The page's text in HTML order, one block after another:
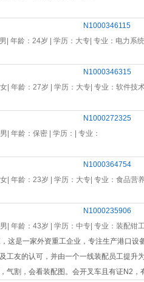
N1000346115
男 | 年龄： 24岁 | 学历：大专| 专业： 电力系
N1000346315
女 | 年龄： 27岁 | 学历：大专| 专业： 软件技
N1000272325
男 | 年龄： 保密 | 学历：| 专业：
N1000364754
女 | 年龄： 23岁 | 学历：大专| 专业： 食品营
N1000235906
男 | 年龄： 43岁 | 学历：中专| 专业： 装配钳
这是一家外资重工企业，专注生产港口
工友的认可，并由一个一线装配员工提
气割，会看装配图。会开叉车且有证N2